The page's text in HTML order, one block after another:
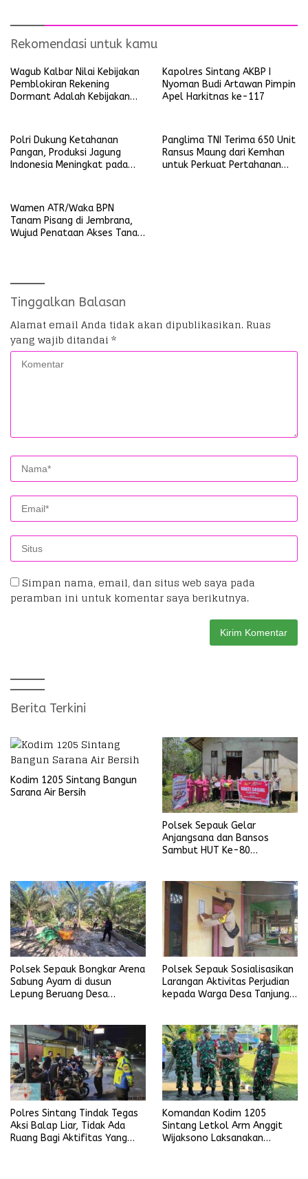
Rekomendasi untuk kamu
Wagub Kalbar Nilai Kebijakan
Pemblokiran Rekening
Dormant Adalah Kebijakan
Kapolres Sintang AKBP I
Nyoman Budi Artawan Pimpin
Apel Harkitnas ke-117
Polri Dukung Ketahanan
Pangan, Produksi Jagung
Indonesia Meningkat pada
Panglima TNI Terima 650 Unit
Ransus Maung dari Kemhan
untuk Perkuat Pertahanan
Wamen ATR/Waka BPN
Tanam Pisang di Jembrana,
Wujud Penataan Akses Tanah
Tinggalkan Balasan
Alamat email Anda tidak akan dipublikasikan. Ruas
yang wajib ditandai *
Simpan nama, email, dan situs web saya pada
peramban ini untuk komentar saya berikutnya.
Berita Terkini
Kodim 1205 Sintang Bangun
Sarana Air Bersih
Polsek Sepauk Gelar
Anjangsana dan Bansos
Sambut HUT Ke-80
Polsek Sepauk Bongkar Arena
Sabung Ayam di dusun
Lepung Beruang Desa
Polsek Sepauk Sosialisasikan
Larangan Aktivitas Perjudian
kepada Warga Desa Tanjung
Polres Sintang Tindak Tegas
Aksi Balap Liar, Tidak Ada
Ruang Bagi Aktifitas Yang
Komandan Kodim 1205
Sintang Letkol Arm Anggit
Wijaksono Laksanakan